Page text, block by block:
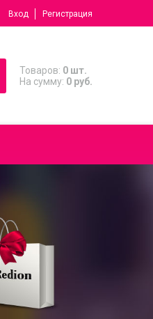
Вход Регистрация
Товаров: 0 шт.
На сумму: 0 руб.